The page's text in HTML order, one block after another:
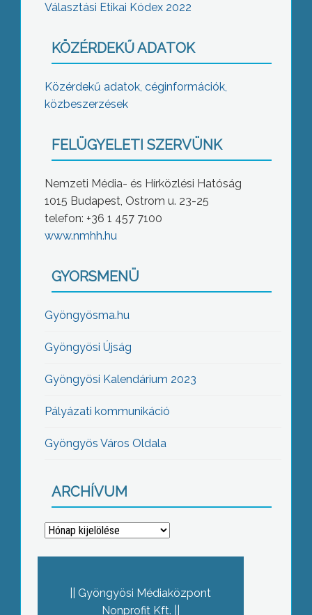
Választási Etikai Kódex 2022
KÖZÉRDEKŰ ADATOK
Közérdekű adatok, céginformációk,
közbeszerzések
FELÜGYELETI SZERVÜNK
Nemzeti Média- és Hírközlési Hatóság
1015 Budapest, Ostrom u. 23-25
telefon: +36 1 457 7100
www.nmhh.hu
GYORSMENÜ
Gyöngyösma.hu
Gyöngyösi Újság
Gyöngyösi Kalendárium 2023
Pályázati kommunikáció
Gyöngyös Város Oldala
ARCHÍVUM
Archívum
Gyöngyösi Médiaközpont
Nonprofit Kft.